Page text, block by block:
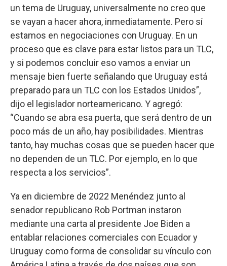
un tema de Uruguay, universalmente no creo que
se vayan a hacer ahora, inmediatamente. Pero sí
estamos en negociaciones con Uruguay. En un
proceso que es clave para estar listos para un TLC,
y si podemos concluir eso vamos a enviar un
mensaje bien fuerte señalando que Uruguay está
preparado para un TLC con los Estados Unidos”,
dijo el legislador norteamericano. Y agregó:
“Cuando se abra esa puerta, que será dentro de un
poco más de un año, hay posibilidades. Mientras
tanto, hay muchas cosas que se pueden hacer que
no dependen de un TLC. Por ejemplo, en lo que
respecta a los servicios”.
Ya en diciembre de 2022 Menéndez junto al
senador republicano Rob Portman instaron
mediante una carta al presidente Joe Biden a
entablar relaciones comerciales con Ecuador y
Uruguay como forma de consolidar su vínculo con